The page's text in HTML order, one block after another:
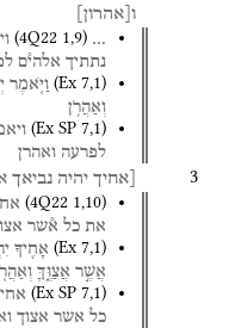
ו אהרון
…
(4Q22 1,9)
נתתיך אלהי֯ם
(Ex 7,1) וַיֹּ֤אמֶר
וְאַהֲרֹ֥ן
(Ex SP 7,1)
לפרעה ואהרן
3 [אחיך יהיה נביאך
(4Q22 1,10)
את כל א֯שר
(Ex 7,1) אָחִ֖יךָ
אֲשֶׁ֣ר אֲצַוֶּ֑ךָּ
(Ex SP 7,1)
כל אשר אצוך